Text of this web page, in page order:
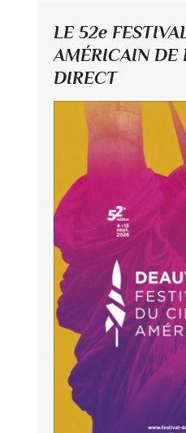
LE 52e
AMÉRICAIN DE
DIRECT